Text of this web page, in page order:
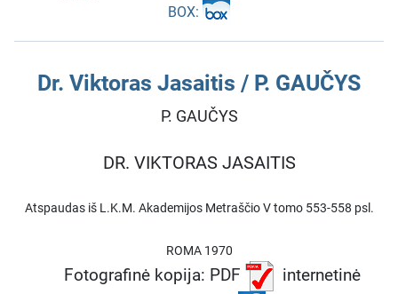
BOX:
Dr. Viktoras Jasaitis / P. GAUČYS
P. GAUČYS
DR. VIKTORAS JASAITIS
Atspaudas iš L.K.M. Akademijos Metraščio V tomo 553-558 psl.
ROMA 1970
Fotografinė kopija: PDF
internetinė